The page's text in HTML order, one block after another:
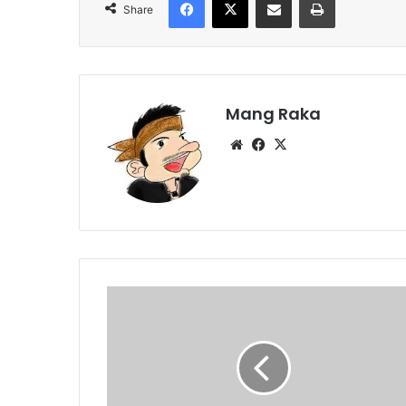
Share
Mang Raka
WebsiteFacebook